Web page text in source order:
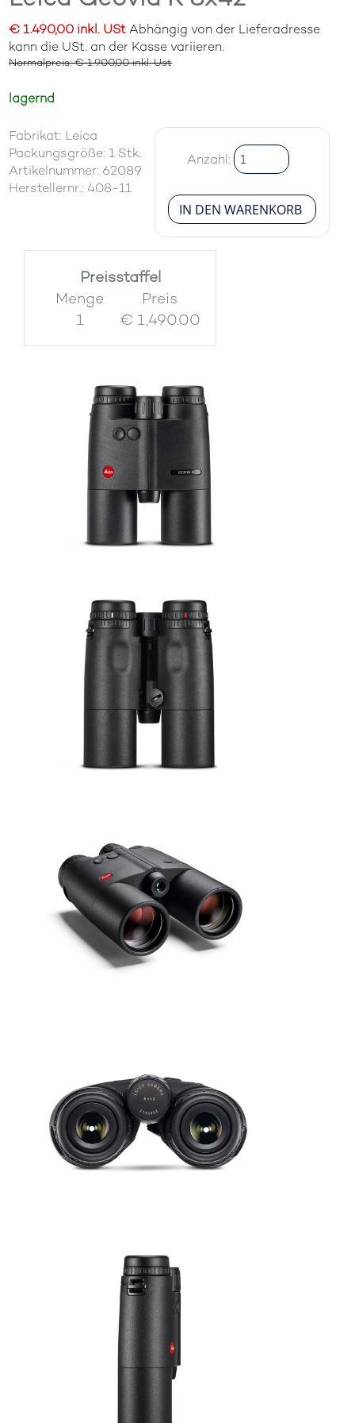
€ 1.490,00 inkl. UStAbhängig von der Lieferadresse
kann die USt. an der Kasse variieren.
Normalpreis: € 1.900,00 inkl. Ust
lagernd
Fabrikat: Leica
Packungsgröße: 1 Stk.
Artikelnummer: 62089
Herstellernr.: 408-11
Anzahl:
Preisstaffel
Menge
Preis
1
€ 1,490.00